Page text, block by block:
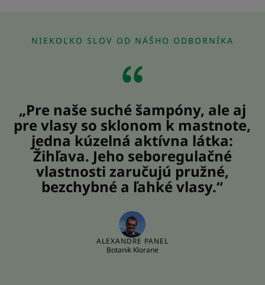
NIEKOĽKO SLOV OD NÁŠHO ODBORNÍKA
„Pre naše suché šampóny, ale aj
pre vlasy so sklonom k mastnote,
jedna kúzelná aktívna látka:
Žihľava. Jeho seboregulačné
vlastnosti zaručujú pružné,
bezchybné a ľahké vlasy.“
ALEXANDRE PANEL
Botanik Klorane